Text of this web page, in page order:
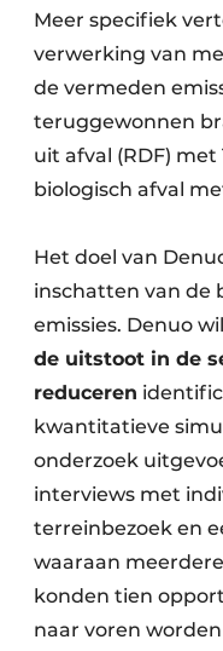
Meer specifiek
verwerking van
de vermeden
teruggewonnen
uit afval (RDF) met
biologisch afval
Het doel van
inschatten van de
emissies. Denuo
de uitstoot in de
reduceren
kwantitatieve
onderzoek
interviews met
terreinbezoek en
waaraan
konden tien
naar voren